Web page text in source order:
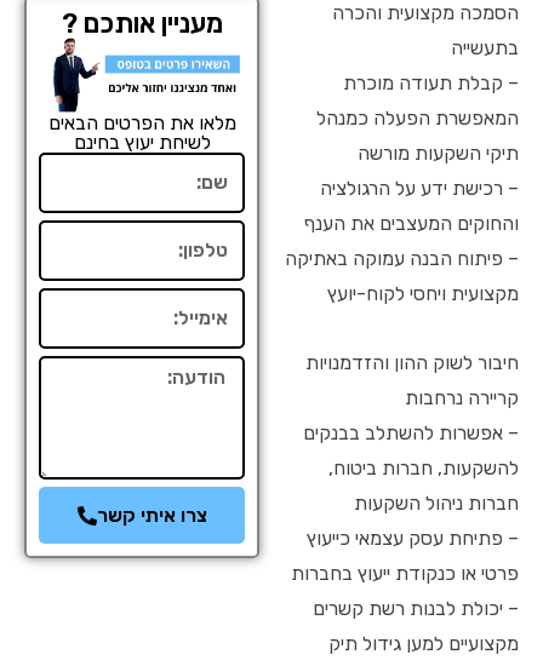
הסמכה מקצועית והכרה
בתעשייה
– קבלת תעודה מוכרת
המאפשרת הפעלה כמנהל
תיקי השקעות מורשה
– רכישת ידע על הרגולציה
והחוקים המעצבים את הענף
– פיתוח הבנה עמוקה באתיקה
מקצועית ויחסי לקוח-יועץ
חיבור לשוק ההון והזדמנויות
קריירה נרחבות
– אפשרות להשתלב בבנקים
להשקעות, חברות ביטוח,
חברות ניהול השקעות
– פתיחת עסק עצמאי כייעוץ
פרטי או כנקודת ייעוץ בחברות
– יכולת לבנות רשת קשרים
מקצועיים למען גידול תיק
מעניין אותכם ?
מלאו את הפרטים הבאים
לשיחת יעוץ בחינם
הודעה
צרו איתי קשר